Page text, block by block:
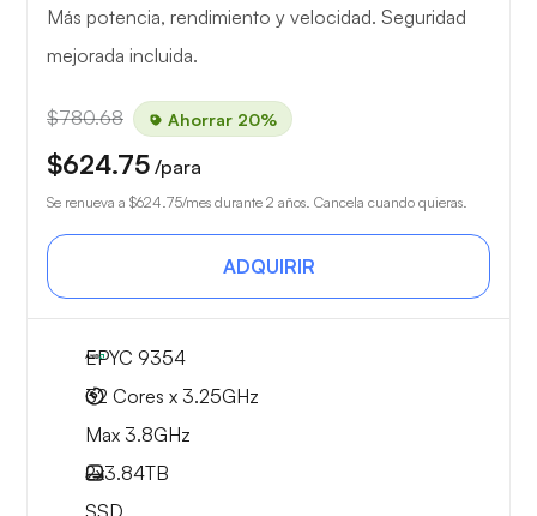
Más potencia, rendimiento y velocidad. Seguridad
mejorada incluida.
$780.68 Ahorrar 20%
$624.75 /para
Se renueva a $624.75/mes durante 2 años. Cancela cuando quieras.
ADQUIRIR
EPYC 9354
32 Cores x 3.25GHz
Max 3.8GHz
2x3.84TB